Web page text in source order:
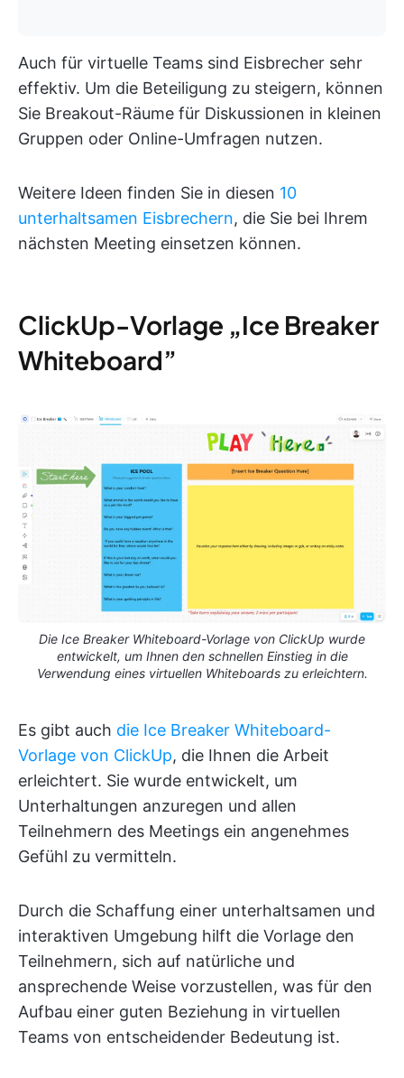
Auch für virtuelle Teams sind Eisbrecher sehr
effektiv. Um die Beteiligung zu steigern, können
Sie Breakout-Räume für Diskussionen in kleinen
Gruppen oder Online-Umfragen nutzen.
Weitere Ideen finden Sie in diesen 10
unterhaltsamen Eisbrechern, die Sie bei Ihrem
nächsten Meeting einsetzen können.
ClickUp-Vorlage „Ice Breaker
Whiteboard”
Die Ice Breaker Whiteboard-Vorlage von ClickUp wurde
entwickelt, um Ihnen den schnellen Einstieg in die
Verwendung eines virtuellen Whiteboards zu erleichtern.
Es gibt auch die Ice Breaker Whiteboard-
Vorlage von ClickUp, die Ihnen die Arbeit
erleichtert. Sie wurde entwickelt, um
Unterhaltungen anzuregen und allen
Teilnehmern des Meetings ein angenehmes
Gefühl zu vermitteln.
Durch die Schaffung einer unterhaltsamen und
interaktiven Umgebung hilft die Vorlage den
Teilnehmern, sich auf natürliche und
ansprechende Weise vorzustellen, was für den
Aufbau einer guten Beziehung in virtuellen
Teams von entscheidender Bedeutung ist.